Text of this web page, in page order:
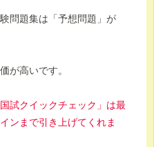
問題集は「予想問題」が
が高いです。
試クイックチェック」は最
ンまで引き上げてくれま